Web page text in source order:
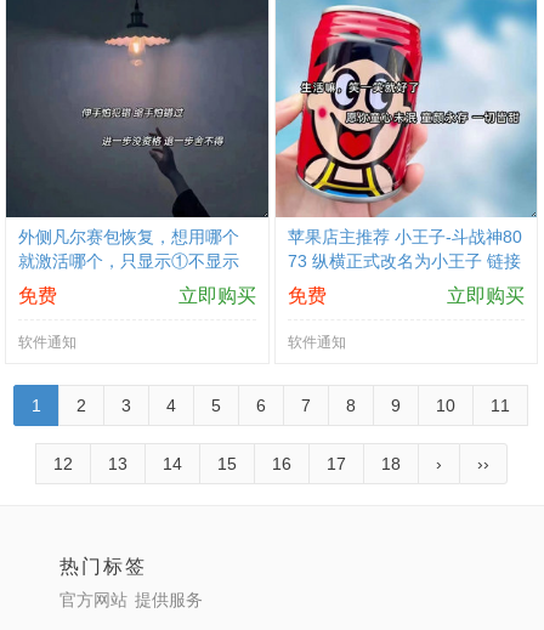
外侧凡尔赛包恢复，想用哪个
就激活哪个，只显示①不显示
②③就是没连接，没连接等有
链接就行了，就不要问了
免费 立即购买
软件通知
苹果店主推荐 小王子-斗战神80
73 纵横正式改名为小王子 链接
稳定，撤销提交上家换码 口碑
产品有保障-不惧诋毁
免费 立即购买
软件通知
1 2 3 4 5 6 7 8 9 10 11
12 13 14 15 16 17 18 › ››
热门标签
官方网站 提供服务